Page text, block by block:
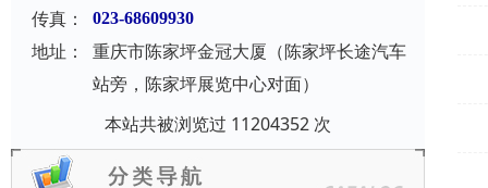
传真： 023-68609930
地址：
重庆市陈家坪金冠大厦（陈家坪长途汽车
站旁，陈家坪展览中心对面）
本站共被浏览过 11204352 次